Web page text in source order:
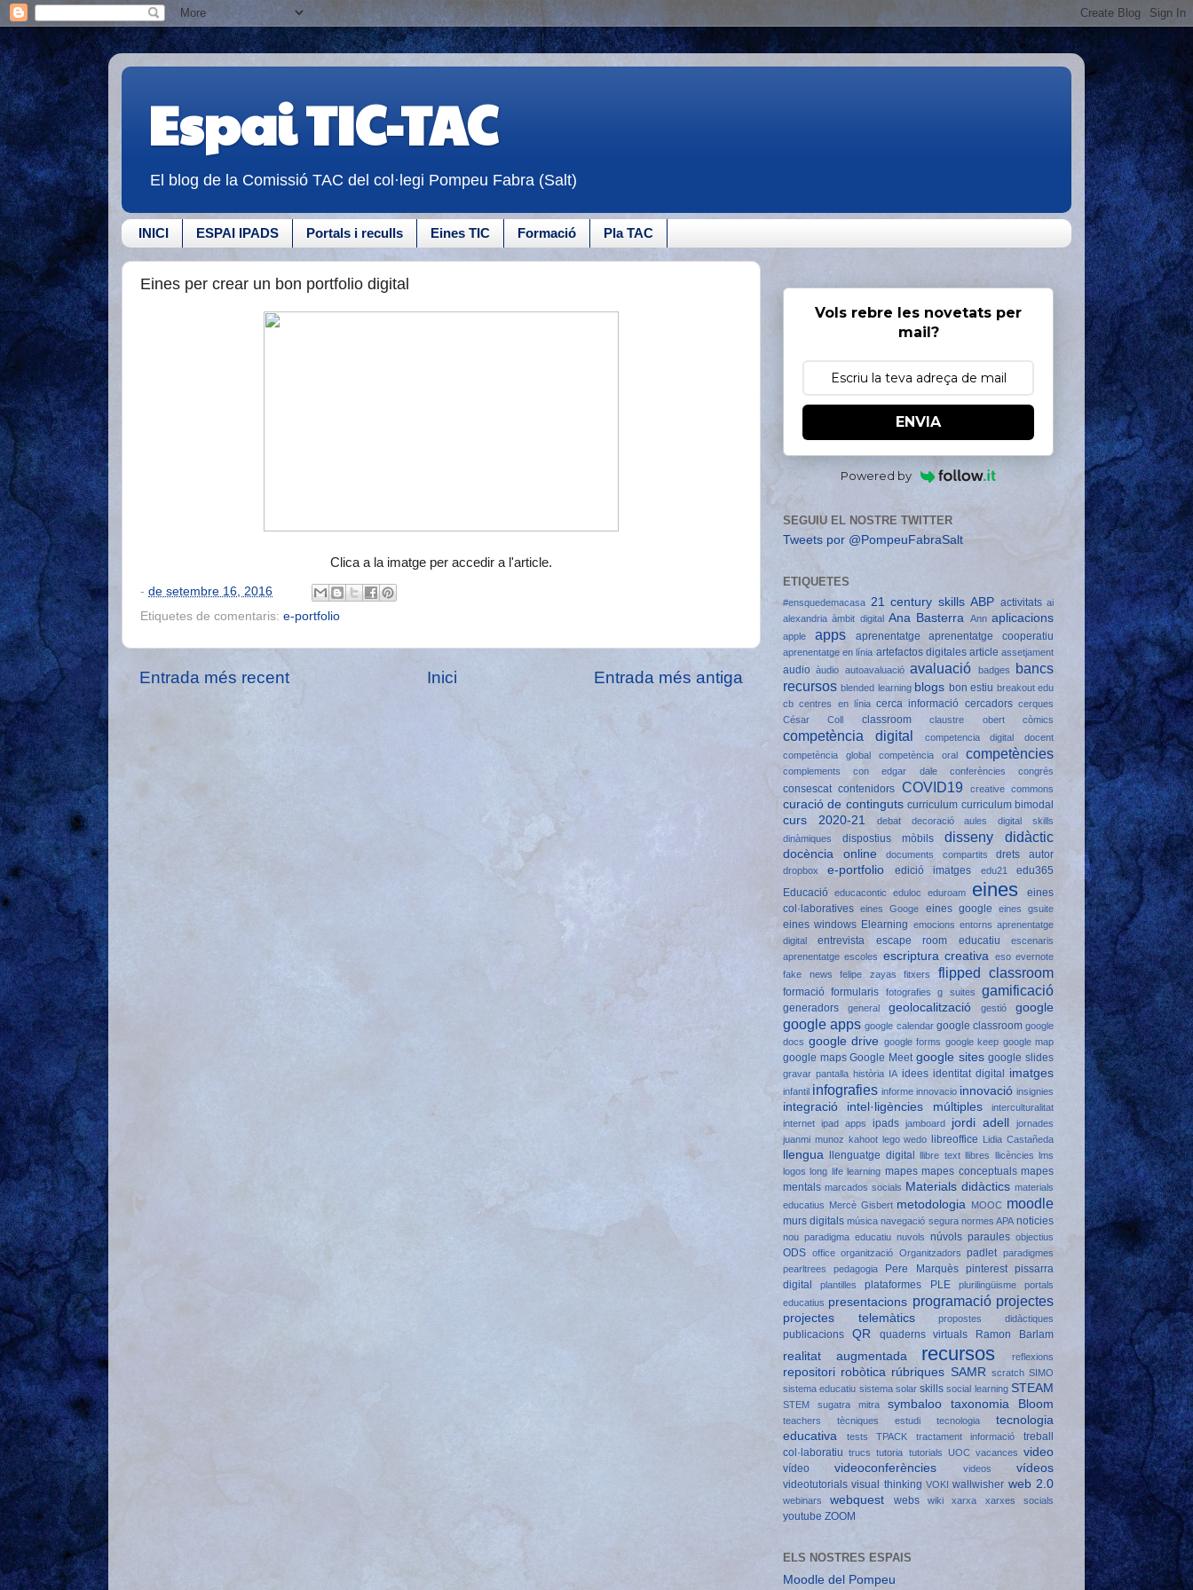
Espai TIC-TAC
El blog de la Comissió TAC del col·legi Pompeu Fabra (Salt)
INICI ESPAI IPADS Portals i reculls Eines TIC Formació Pla TAC
Eines per crear un bon portfolio digital
Clica a la imatge per accedir a l'article.
- de setembre 16, 2016
Etiquetes de comentaris: e-portfolio
Entrada més recent Entrada més antiga
Inici
Vols rebre les novetats per
mail?
ENVIA
Powered by
SEGUIU EL NOSTRE TWITTER
Tweets por @PompeuFabraSalt
ETIQUETES
#ensquedemacasa 21 century skills ABP activitats ai
alexandria àmbit digital Ana Basterra Ann aplicacions
apple apps aprenentatge aprenentatge cooperatiu
aprenentatge en línia artefactos digitales article assetjament
audio àudio autoavaluació avaluació badges
bancs
recursos blended learning blogs bon estiu breakout edu
cb centres en línia cerca informació cercadors cerques
César Coll
classroom claustre obert còmics
competència digital
competencia digital docent
competència global
competència oral competències
complements con edgar dale conferències congrés
consescat contenidors COVID19 creative commons
curació de continguts curriculum curriculum bimodal
curs 2020-21 debat decoració aules
digital skills
dinàmiques
dispostius mòbils disseny didàctic
docència online documents compartits drets autor
dropbox e-portfolio edició imatges edu21
edu365
Educació educacontic eduloc eduroam eines
eines
col·laboratives eines Googe eines google eines gsuite
eines windows Elearning emocions entorns aprenentatge
digital
entrevista escape room educatiu
escenaris
aprenentatge escoles escriptura creativa eso evernote
fake news
felipe zayas fitxers flipped classroom
formació formularis fotografies g suites gamificació
generadors general geolocalització gestió google
google apps google calendar google classroom google
docs google drive google forms google keep google map
google maps Google Meet google sites google slides
gravar pantalla història IA idees identitat digital imatges
infantil infografies informe innovacio innovació insignies
integració intel·ligències múltiples
interculturalitat
internet ipad apps ipads jamboard jordi adell
jornades
juanmi munoz kahoot lego wedo libreoffice Lidia Castañeda
llengua llenguatge digital llibre text llibres llicències lms
logos long life learning mapes mapes conceptuals mapes
mentals marcados socials Materials didàctics materials
educatius Mercè Gisbert metodologia MOOC moodle
murs digitals música navegació segura normes APA noticies
nou paradigma educatiu nuvols núvols paraules objectius
ODS office organització Organitzadors padlet paradigmes
pearltrees
pedagogia Pere Marquès pinterest pissarra
digital
plantilles plataformes PLE plurilingüisme
portals
educatius presentacions programació projectes
projectes telemàtics propostes didàctiques
publicacions QR quaderns virtuals Ramon Barlam
realitat augmentada recursos reflexions
repositori robòtica rúbriques SAMR scratch SIMO
sistema educatiu sistema solar skills social learning STEAM
STEM sugatra mitra symbaloo taxonomia Bloom
teachers tècniques estudi tecnologia
tecnologia
educativa
tests TPACK tractament informació
treball
col·laboratiu trucs tutoria tutorials UOC vacances video
vídeo videoconferències videos vídeos
videotutorials visual thinking VOKI wallwisher web 2.0
webinars webquest webs wiki xarxa xarxes socials
youtube ZOOM
ELS NOSTRES ESPAIS
Moodle del Pompeu